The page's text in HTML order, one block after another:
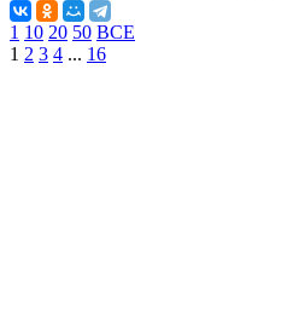
1 10 20 50 ВСЕ
1 2 3 4 ... 16